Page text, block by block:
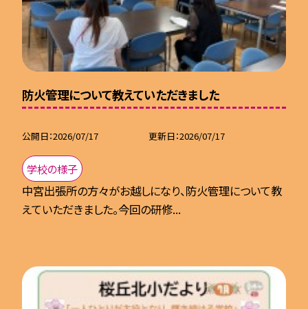
防火管理について教えていただきました
公開日 2026/07/17 更新日 2026/07/17
学校の様子
中宮出張所の方々がお越しになり、防火管理について教
えていただきました。今回の研修...